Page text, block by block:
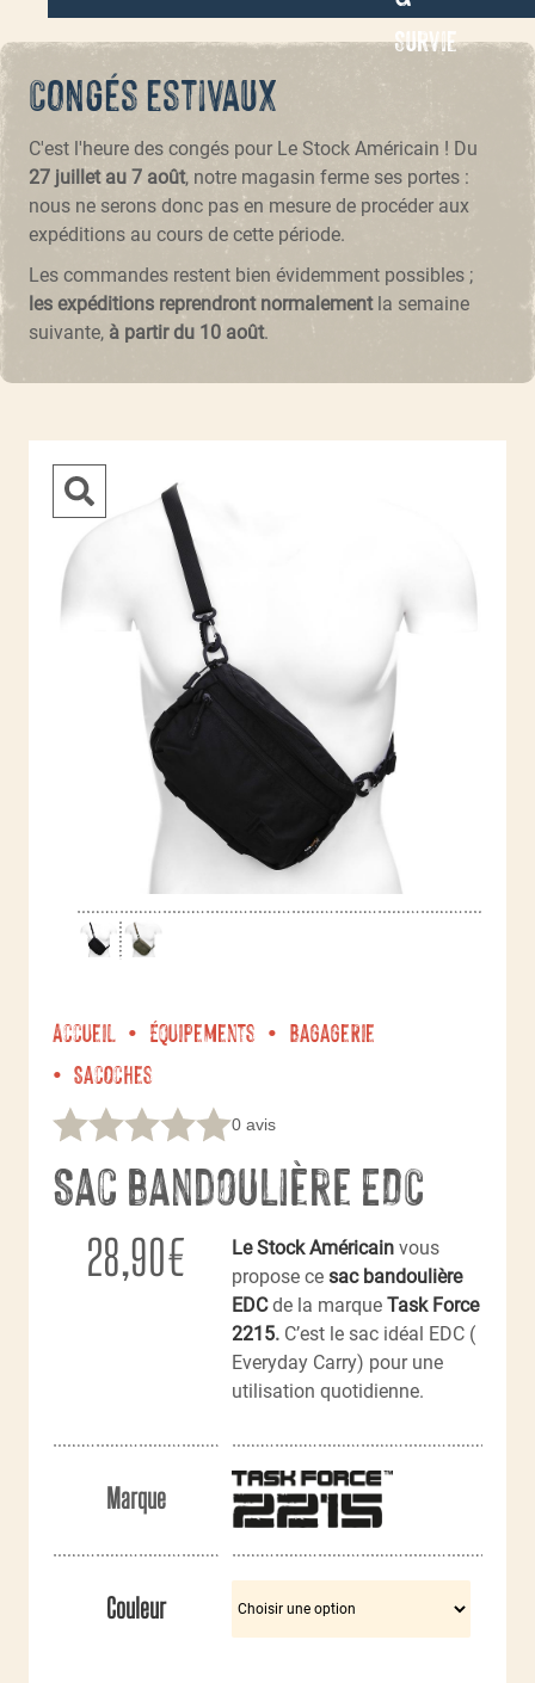
Survie
Congés estivaux
C'est l'heure des congés pour Le Stock Américain ! Du
27 juillet au 7 août, notre magasin ferme ses portes :
nous ne serons donc pas en mesure de procéder aux
expéditions au cours de cette période.
Les commandes restent bien évidemment possibles ;
les expéditions reprendront normalementla semaine
suivante, à partir du 10 août.
Accueil Équipements
Bagagerie
Sacoches
0 avis
Sac bandoulière EDC
28,90€ Le Stock Américain vous
propose ce sac bandoulière
EDCde la marque Task Force
2215. C’est le sac idéal EDC (
Everyday Carry) pour une
utilisation quotidienne.
Marque
Couleur